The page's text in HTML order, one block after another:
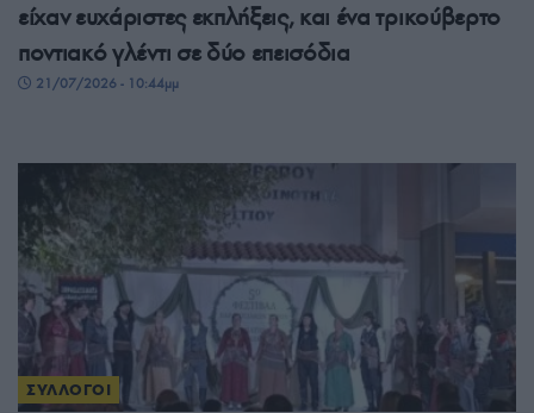
είχαν ευχάριστες εκπλήξεις, και ένα τρικούβερτο
ποντιακό γλέντι σε δύο επεισόδια
21/07/2026 - 10:44μμ
ΣΥΛΛΟΓΟΙ